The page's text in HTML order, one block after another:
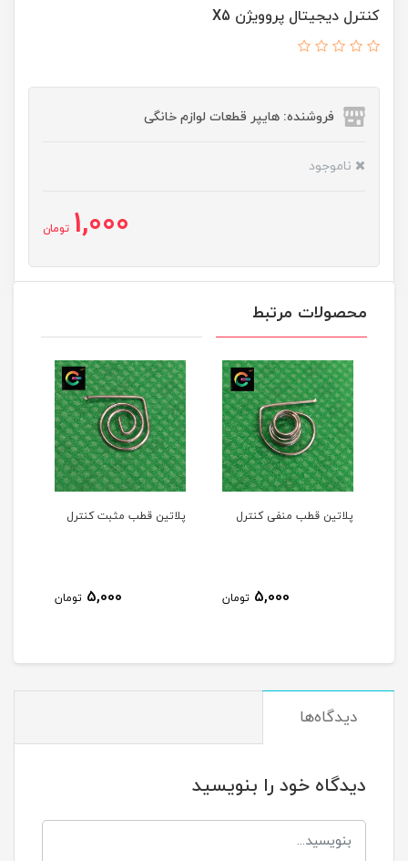
کنترل دیجیتال پروویژن X5
فروشنده: هایپر قطعات لوازم خانگی
ناموجود
1,000 تومان
محصولات مرتبط
پلاتین قطب منفی کنترل
5,000 تومان
پلاتین قطب مثبت کنترل
5,000 تومان
دیدگاه‌ها
دیدگاه خود را بنویسید